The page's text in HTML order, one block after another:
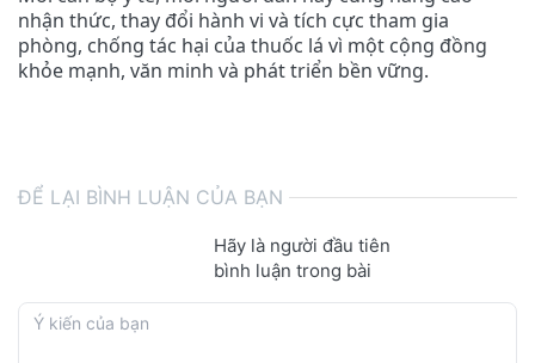
nhận thức, thay đổi hành vi và tích cực tham gia
phòng, chống tác hại của thuốc lá vì một cộng đồng
khỏe mạnh, văn minh và phát triển bền vững.
ĐỂ LẠI BÌNH LUẬN CỦA BẠN
Hãy là người đầu tiên
bình luận trong bài